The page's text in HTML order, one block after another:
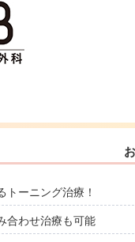
トーニング治療！
合わせ治療も可能